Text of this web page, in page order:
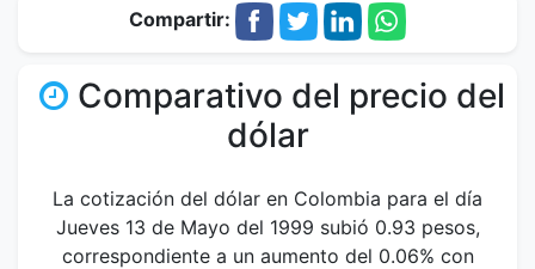
Compartir:
Comparativo del precio del
dólar
La cotización del dólar en Colombia para el día
Jueves 13 de Mayo del 1999 subió 0.93 pesos,
correspondiente a un aumento del 0.06% con